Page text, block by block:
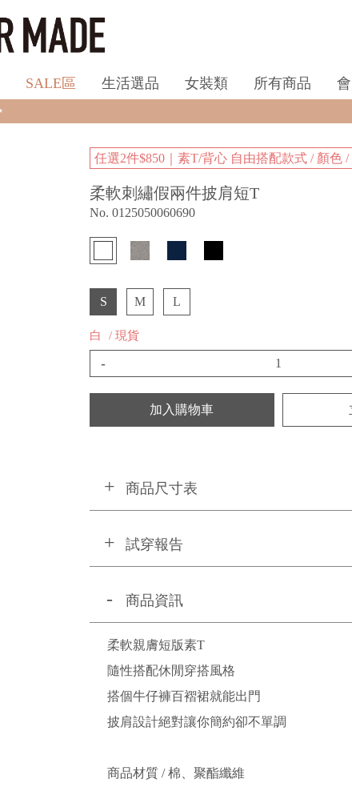
SALE區 生活選品 女裝類 所有商品
任選2件$850｜素T/背心 自由搭配款式 / 顏色 /
柔軟刺繡假兩件披肩短T
No. 0125050060690
S M L
白 / 現貨
-
加入購物車
商品尺寸表
試穿報告
商品資訊
柔軟親膚短版素T
隨性搭配休閒穿搭風格
搭個牛仔褲百褶裙就能出門
披肩設計絕對讓你簡約卻不單調
商品材質 / 棉、聚酯纖維